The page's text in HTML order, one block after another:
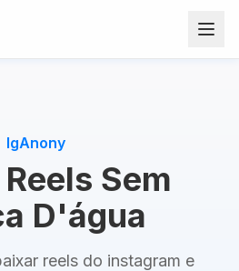
IgAnony
Sem
D'água
reels do instagram e